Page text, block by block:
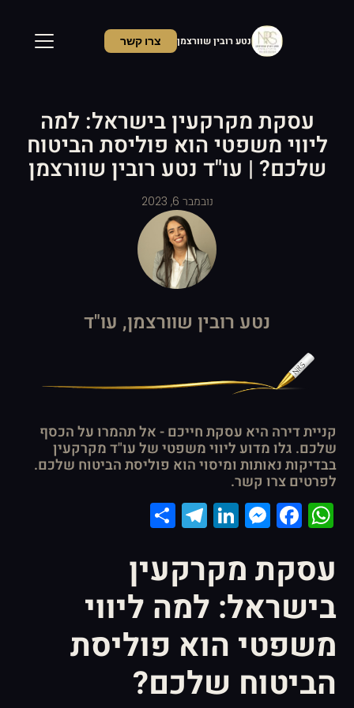
נטע רובין שוורצמן צרו קשר
ראשי
שירותים
אודות
לקביעת פגישה
עסקת מקרקעין בישראל: למה
ליווי משפטי הוא פוליסת הביטוח
שלכם? | עו"ד נטע רובין שוורצמן
נובמבר 6, 2023
נטע רובין שוורצמן, עו"ד
קניית דירה היא עסקת חייכם - אל תהמרו על הכסף
שלכם. גלו מדוע ליווי משפטי של עו"ד מקרקעין
בבדיקות נאותות ומיסוי הוא פוליסת הביטוח שלכם.
לפרטים צרו קשר.
WhatsApp
Facebook
Messenger
LinkedIn
Telegram
עסקת מקרקעין
בישראל: למה ליווי
משפטי הוא פוליסת
הביטוח שלכם?